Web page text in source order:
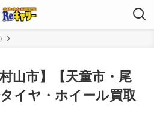
村山市】【天童市・尾
イヤ・ホイール買取